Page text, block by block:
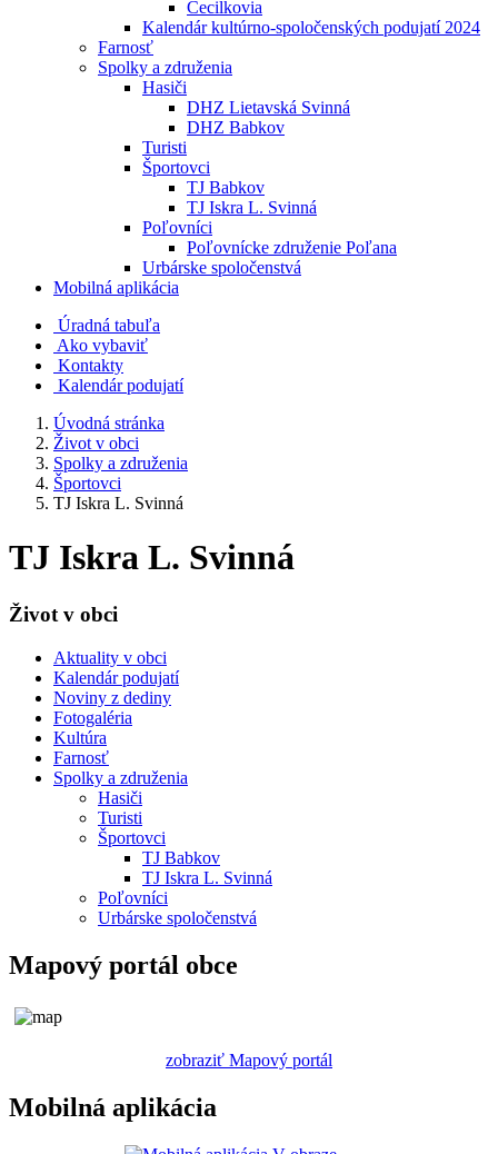
Cecilkovia
Kalendár kultúrno-spoločenských podujatí 2024
Farnosť
Spolky a združenia
Hasiči
DHZ Lietavská Svinná
DHZ Babkov
Turisti
Športovci
TJ Babkov
TJ Iskra L. Svinná
Poľovníci
Poľovnícke združenie Poľana
Urbárske spoločenstvá
Mobilná aplikácia
Úradná tabuľa
Ako vybaviť
Kontakty
Kalendár podujatí
Úvodná stránka
Život v obci
Spolky a združenia
Športovci
TJ Iskra L. Svinná
TJ Iskra L. Svinná
Život v obci
Aktuality v obci
Kalendár podujatí
Noviny z dediny
Fotogaléria
Kultúra
Farnosť
Spolky a združenia
Hasiči
Turisti
Športovci
TJ Babkov
TJ Iskra L. Svinná
Poľovníci
Urbárske spoločenstvá
Mapový portál obce
zobraziť Mapový portál
Mobilná aplikácia